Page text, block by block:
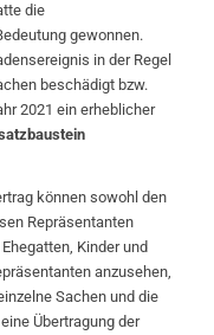
die
gewonnen.
in der Regel
beschädigt bzw.
2021 ein erheblicher
können sowohl den
Repräsentanten
Kinder und
anzusehen,
Sachen und die
Übertragung der